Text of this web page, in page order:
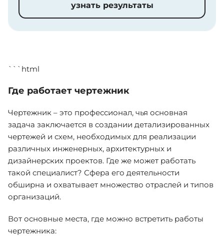
узнать результаты
```html
Где работает чертежник
Чертежник – это профессионал, чья основная
задача заключается в создании детализированных
чертежей и схем, необходимых для реализации
различных инженерных, архитектурных и
дизайнерских проектов. Где же может работать
такой специалист? Сфера его деятельности
обширна и охватывает множество отраслей и типов
организаций.
Вот основные места, где можно встретить работы
чертежника: